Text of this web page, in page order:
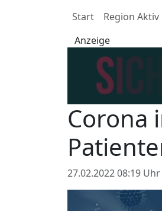
Start Region Aktiv
Anzeige
Corona
27.02.2022 08:19 Uhr